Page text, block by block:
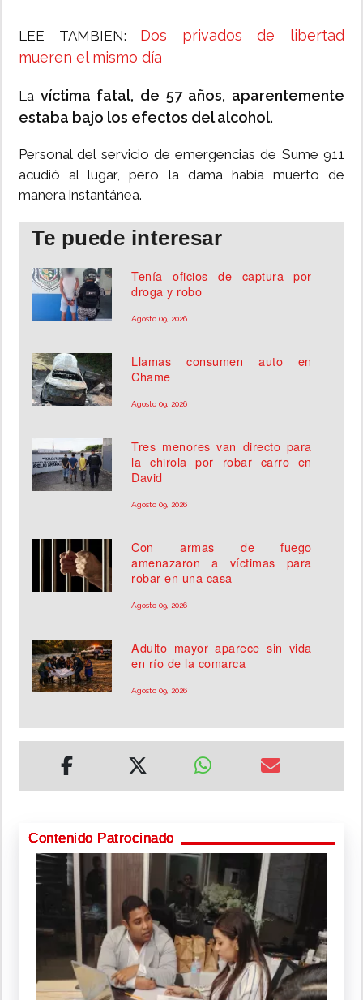
LEE TAMBIEN: Dos privados de libertad
mueren el mismo día
La víctima fatal, de 57 años, aparentemente
estaba bajo los efectos del alcohol.
Personal del servicio de emergencias de Sume 911
acudió al lugar, pero la dama había muerto de
manera instantánea.
Te puede interesar
Tenía oficios de captura por
droga y robo
Agosto 09, 2026
Llamas consumen auto en
Chame
Agosto 09, 2026
Tres menores van directo para
la chirola por robar carro en
David
Agosto 09, 2026
Con armas de fuego
amenazaron a víctimas para
robar en una casa
Agosto 09, 2026
Adulto mayor aparece sin vida
en río de la comarca
Agosto 09, 2026
Contenido Patrocinado